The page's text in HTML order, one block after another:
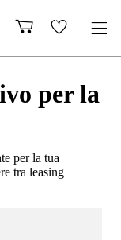
per la
per la tua
tra leasing